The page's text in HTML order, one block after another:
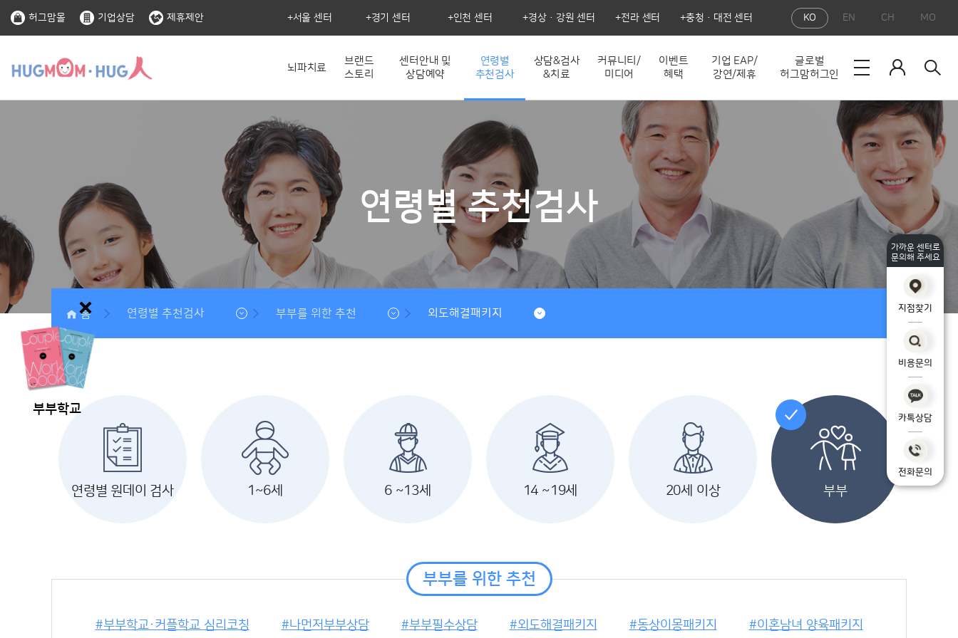
허그맘몰 기업상담 제휴제안 서울 센터 경기 센터 인천 센터 경상·강원 센터 전라 센터 충청·대전 센터 KO EN CH MO
뇌파치료
브랜드
스토리
센터안내 및
상담예약
연령별
추천검사
상담&검사
&치료
커뮤니티/
미디어
이벤트
혜택
기업 EAP/
강연/제휴
글로벌
허그맘허그인
연령별 추천검사
홈 연령별 추천검사 부부를 위한 추천 외도해결패키지
연령별 원데이 검사 1~6세 6 ~13세 14 ~19세 20세 이상 부부
부부를 위한 추천
부부학교·커플학교 심리코칭 나먼저부부상담 부부필수상담 외도해결패키지 동상이몽패키지 이혼남녀 양육패키지
부부학교
가까운 센터로
문의해 주세요
지점찾기
비용문의
카톡상담
전화문의